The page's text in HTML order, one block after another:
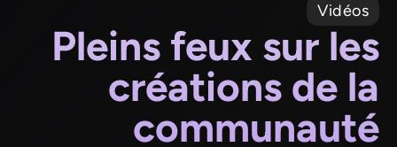
Vidéos
Pleins feux sur les
créations de la
communauté